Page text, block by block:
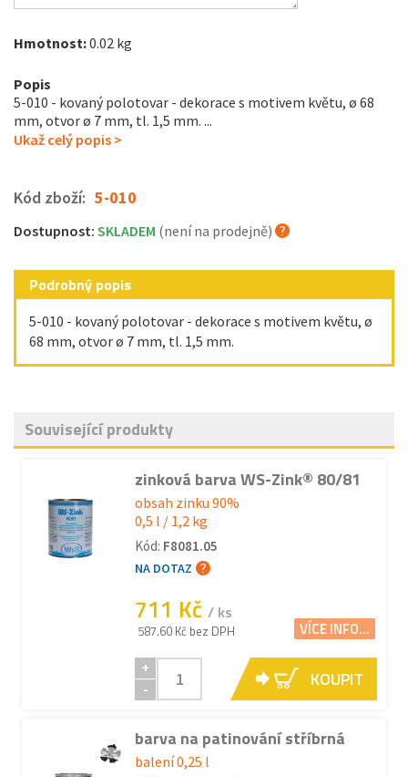
Hmotnost:0.02 kg
Popis
5-010 - kovaný polotovar - dekorace s motivem květu, ø 68
mm, otvor ø 7 mm , tl. 1,5 mm . ...
Ukaž celý popis >
Kód zboží: 5-010
Dostupnost: SKLADEM (není na prodejně)
Podrobný popis
5-010 - kovaný polotovar - dekorace s motivem květu, ø
68 mm, otvor ø 7 mm , tl. 1,5 mm .
Související produkty
zinková barva WS-Zink® 80/81
obsah zinku 90%
0,5 l / 1,2 kg
Kód: F8081.05
NA DOTAZ
711 Kč / ks
587.60 Kč bez DPH VÍCE INFO...
+
-
KOUPIT
barva na patinování stříbrná
balení 0,25 l